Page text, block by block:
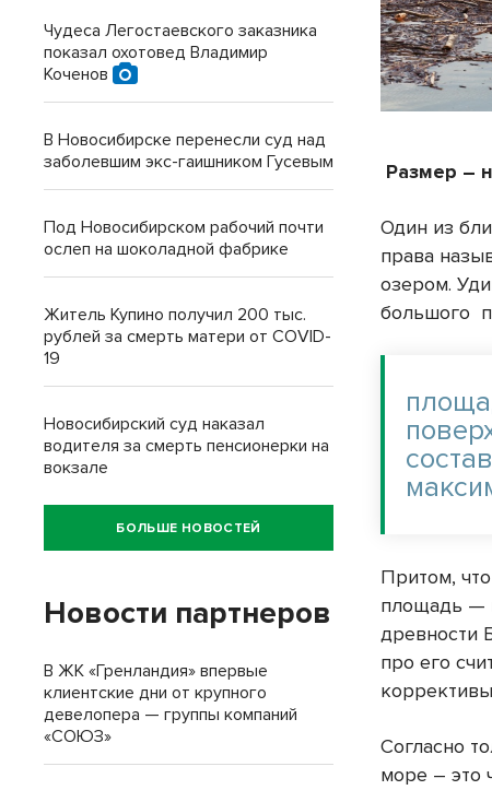
Размер –
Один из
права
озером.
большого
Притом,
площадь —
древности
про его
Согласно
море – это
Чудеса Легостаевского заказника
показал охотовед Владимир
Коченов
В Новосибирске перенесли суд над
заболевшим экс-гаишником Гусевым
Под Новосибирском рабочий почти
ослеп на шоколадной фабрике
Житель Купино получил 200 тыс.
рублей за смерть матери от COVID-
19
Новосибирский суд наказал
водителя за смерть пенсионерки на
вокзале
БОЛЬШЕ НОВОСТЕЙ
Новости партнеров
В ЖК «Гренландия» впервые
клиентские дни от крупного
девелопера — группы компаний
«СОЮЗ»